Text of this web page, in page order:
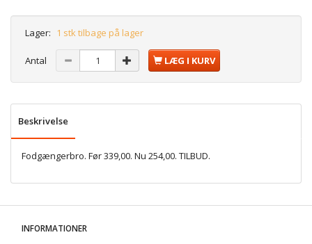
Lager: 1 stk tilbage på lager
Antal LÆG I KURV
Beskrivelse
Fodgængerbro. Før 339,00. Nu 254,00. TILBUD.
INFORMATIONER